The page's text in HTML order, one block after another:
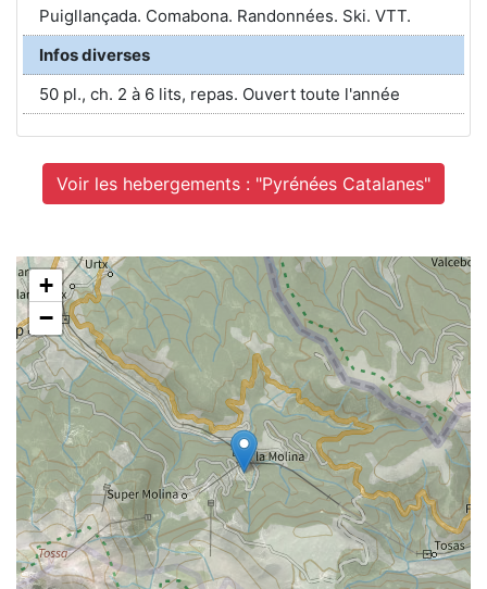
Puigllançada. Comabona. Randonnées. Ski. VTT.
Infos diverses
50 pl., ch. 2 à 6 lits, repas. Ouvert toute l'année
Voir les hebergements : "Pyrénées Catalanes"
+
−